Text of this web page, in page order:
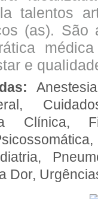
talentos
(as). São
e
Clínica,
Dor,